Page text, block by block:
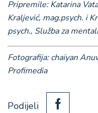
Pripremile: Katarina
Kraljević, mag.psych. i
psych., Služba za
Fotografija: chaiyan
Profimedia
Podijeli